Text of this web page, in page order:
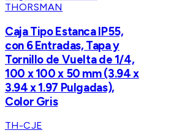
THORSMAN
Caja Tipo Estanca IP55,
con 6 Entradas, Tapa y
Tornillo de Vuelta de 1/4,
100 x 100 x 50 mm (3.94 x
3.94 x 1.97 Pulgadas),
Color Gris
TH-CJE